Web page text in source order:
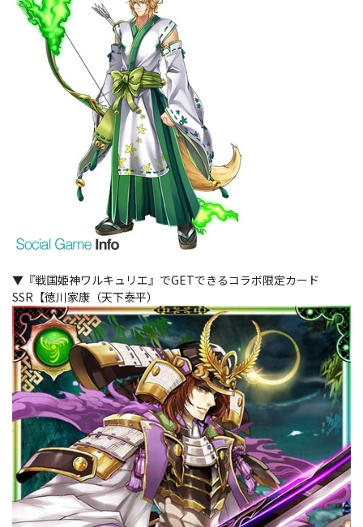
▼『戦国姫神ワルキュリエ』でGETできるコラボ限定カード
SSR【徳川家康（天下泰平）